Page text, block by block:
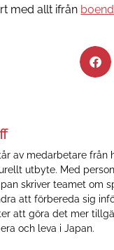
med allt ifrån
av medarbetare från
utbyte. Med
skriver teamet om
att förbereda sig
att göra det mer
och leva i Japan.